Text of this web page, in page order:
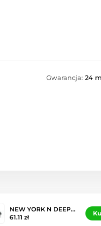
Gwarancja: 24
NEW YORK N DEEP…
61.11 zł